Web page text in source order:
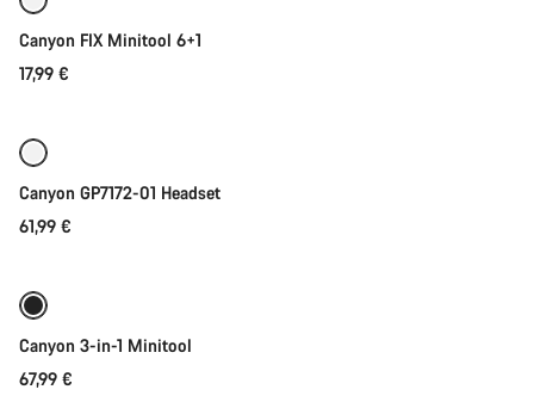
Canyon FIX Minitool 6+1
17,99 €
Canyon GP7172-01 Headset
61,99 €
Canyon 3-in-1 Minitool
67,99 €